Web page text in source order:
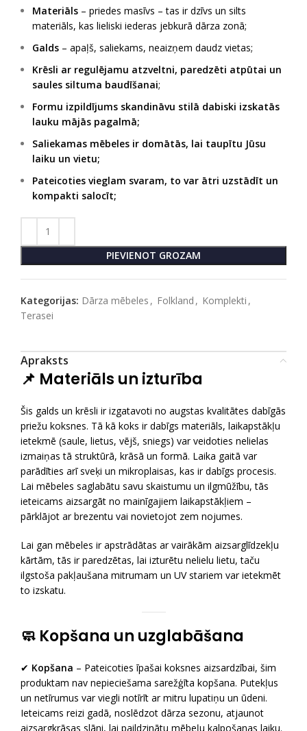
Materiāls – priedes masīvs –tas ir dzīvs un silts
materiāls, kas lieliski iederas jebkurā dārza zonā;
Galds – apaļš, saliekams, neaizņem daudz vietas;
Krēsli ar regulējamu atzveltni, paredzēti atpūtai un
saules siltuma baudīšanai;
Formu izpildījums skandināvu stilā dabiski izskatās
lauku mājās pagalmā;
Saliekamas mēbeles ir domātās, lai taupītu Jūsu
laiku un vietu;
Pateicoties vieglam svaram, to var ātri uzstādīt un
kompakti salocīt;
PIEVIENOT GROZAM
Kategorijas: Dārza mēbeles , Folkland , Komplekti ,
Terasei
Apraksts
📌 Materiāls un izturība
Šis galds un krēsli ir izgatavoti no augstas kvalitātes dabīgās
priežu koksnes. Tā kā koks ir dabīgs materiāls, laikapstākļu
ietekmē (saule, lietus, vējš, sniegs) var veidoties nelielas
izmaiņas tā struktūrā, krāsā un formā. Laika gaitā var
parādīties arī sveķi un mikroplaisas, kas ir dabīgs procesis.
Lai mēbeles saglabātu savu skaistumu un ilgmūžību, tās
ieteicams aizsargāt no mainīgajiem laikapstākļiem –
pārklājot ar brezentu vai novietojot zem nojumes.
Lai gan mēbeles ir apstrādātas ar vairākām aizsarglīdzekļu
kārtām, tās ir paredzētas, lai izturētu nelielu lietu, taču
ilgstoša pakļaušana mitrumam un UV stariem var ietekmēt
to izskatu.
🧼 Kopšana un uzglabāšana
✔ Kopšana – Pateicoties īpašai koksnes aizsardzībai, šim
produktam nav nepieciešama sarežģīta kopšana. Putekļus
un netīrumus var viegli notīrīt ar mitru lupatiņu un ūdeni.
Ieteicams reizi gadā, noslēdzot dārza sezonu, atjaunot
aizsargkrāsas slāni, lai paildzinātu mēbeļu kalpošanas laiku.